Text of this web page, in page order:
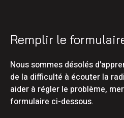
Remplir le
Nous sommes désolés
de la difficulté à écouter la
aider à régler le problème,
formulaire ci-dessous.